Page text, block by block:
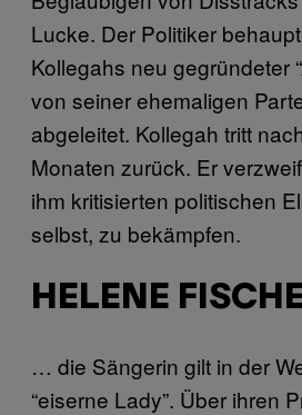
Lucke. Der Politiker
Kollegahs neu gegründeter
von seiner ehemaligen
abgeleitet. Kollegah tritt
Monaten zurück. Er
ihm kritisierten politischen
selbst, zu bekämpfen.
HELENE
… die Sängerin gilt in der
“eiserne Lady”. Über ihren